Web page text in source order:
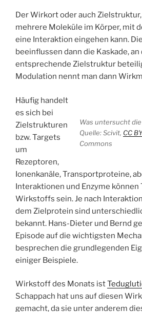
Der Wirkort oder auch
mehrere Moleküle im Körper, mit
eine Interaktion eingehen kann.
beeinflussen dann die Kaskade, an
entsprechende Zielstruktur
Modulation nennt man dann
Was untersucht
Quelle: Scivit, CC
Commons
Häufig handelt
es sich bei
Zielstrukturen
bzw. Targets
um
Rezeptoren,
Ionenkanäle, Transportproteine,
Interaktionen und Enzyme können
Wirkstoffs sein. Je nach
dem Zielprotein sind
bekannt. Hans-Dieter und Bernd
Episode auf die wichtigsten
besprechen die grundlegenden
einiger Beispiele.
Wirkstoff des Monats ist
Schappach hat uns auf diesen
gemacht, da sie unter anderem